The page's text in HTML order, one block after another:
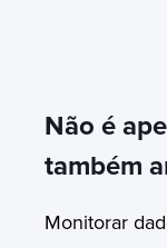
Não é
também
Monitorar